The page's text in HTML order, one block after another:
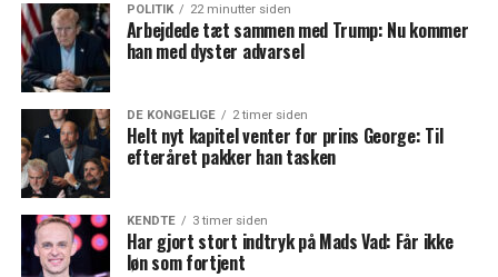
POLITIK 22 minutter siden
Arbejdede tæt sammen med Trump: Nu kommer
han med dyster advarsel
DE KONGELIGE 2 timer siden
Helt nyt kapitel venter for prins George: Til
efteråret pakker han tasken
KENDTE 3 timer siden
Har gjort stort indtryk på Mads Vad: Får ikke
løn som fortjent